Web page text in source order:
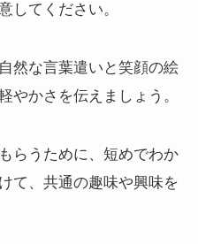
してください。
然な言葉遣いと笑顔の絵
やかさを伝えましょう。
らうために、短めでわか
て、共通の趣味や興味を